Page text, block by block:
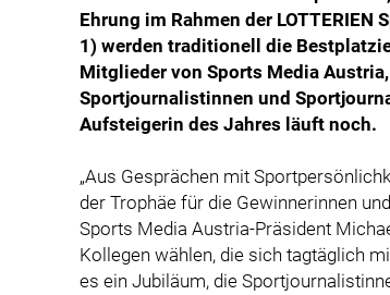
Ehrung im Rahmen der
1) werden traditionell die
Mitglieder von Sports Media
Sportjournalistinnen und
Aufsteigerin des Jahres läuft noch.
„Aus Gesprächen mit
der Trophäe für die Gewinnerinnen
Sports Media Austria-Präsident
Kollegen wählen, die sich tagtäglich
es ein Jubiläum, die